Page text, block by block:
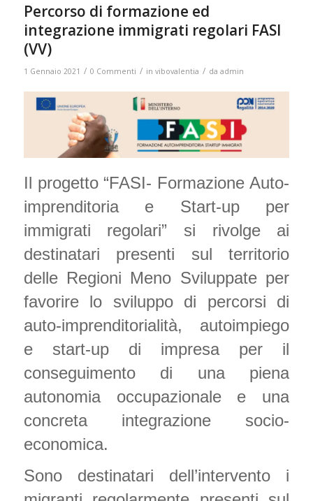
Percorso di formazione ed
integrazione immigrati regolari FASI
(VV)
1 Gennaio 2021 / 0 Commenti / in vibovalentia / da admin
Il progetto “FASI- Formazione Auto-
imprenditoria e Start-up per
immigrati regolari” si rivolge ai
destinatari presenti sul territorio
delle Regioni Meno Sviluppate per
favorire lo sviluppo di percorsi di
auto-imprenditorialità, autoimpiego
e start-up di impresa per il
conseguimento di una piena
autonomia occupazionale e una
concreta integrazione socio-
economica.
Sono destinatari dell’intervento i